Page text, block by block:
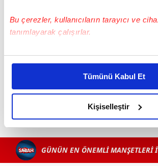
Bu çerezler, kullanıcıların tarayıcı ve
tanımlayarak çalışırlar.
Bu çerezlere izin vermeniz halinde
daha iyi reklam deneyimi yaşatabiliriz.
amacımızın size daha iyi bir reklam
olduğunu ve sizlere en iyi içerikleri
elimizden gelen çabayı gösterdiğimizi ve
reklamların maliyetlerimizi karşılamak
kalemimiz olduğunu sizlere hatırlatmak
Tümünü Kabul Et
Kişiselleştir
GÜNÜN EN ÖNEMLİ MANŞETLERİ